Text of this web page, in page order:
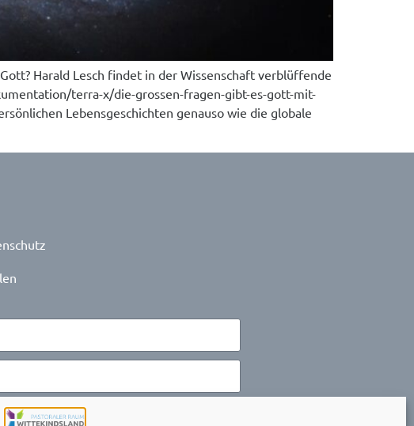
Harald Lesch findet in der Wissenschaft verblüffende
terra-x/die-grossen-fragen-gibt-es-gott-mit-
Lebensgeschichten genauso wie die globale